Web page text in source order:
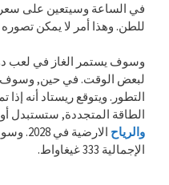
للطن. وهذا أمر لا يمكن
وسوف يستمر الغاز في لعب
لبعض الوقت. في حين, وسوف
التطور. ويتوقع ريستاد أنه
الطاقة المتجددة, ستستبدل
والرياح
الإجمالية 333 غيغاواط.